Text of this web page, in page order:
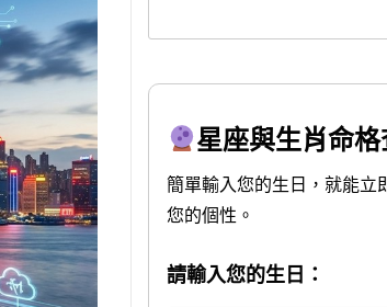
星座與生肖命
簡單輸入您的生日，就能立
您的個性。
請輸入您的生日：